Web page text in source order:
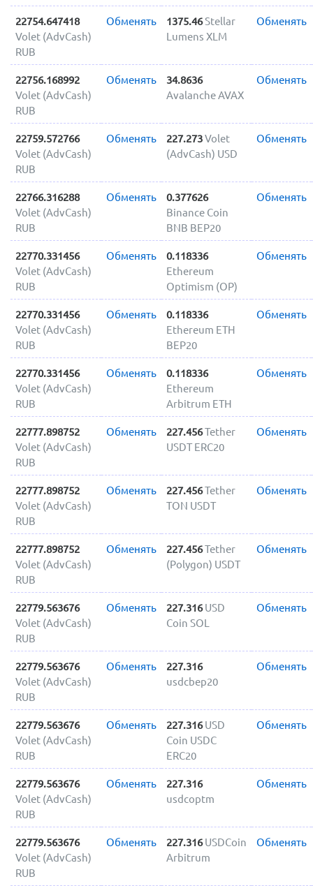
22754.647418
Volet (AdvCash)
RUB
Обменять 1375.46Stellar
Lumens XLM
Обменять
22756.168992
Volet (AdvCash)
RUB
Обменять
34.8636
Avalanche AVAX
Обменять
22759.572766
Volet (AdvCash)
RUB
Обменять 227.273Volet
(AdvCash) USD
Обменять
22766.316288
Volet (AdvCash)
RUB
Обменять
0.377626
Binance Coin
BNB BEP20
Обменять
22770.331456
Volet (AdvCash)
RUB
Обменять
0.118336
Ethereum
Optimism (OP)
Обменять
22770.331456
Volet (AdvCash)
RUB
Обменять
0.118336
Ethereum ETH
BEP20
Обменять
22770.331456
Volet (AdvCash)
RUB
Обменять
0.118336
Ethereum
Arbitrum ETH
Обменять
22777.898752
Volet (AdvCash)
RUB
Обменять 227.456Tether
USDT ERC20
Обменять
22777.898752
Volet (AdvCash)
RUB
Обменять 227.456Tether
TON USDT
Обменять
22777.898752
Volet (AdvCash)
RUB
Обменять 227.456Tether
(Polygon) USDT
Обменять
22779.563676
Volet (AdvCash)
RUB
Обменять 227.316 USD
Coin SOL
Обменять
22779.563676
Volet (AdvCash)
RUB
Обменять
227.316
usdcbep20
Обменять
22779.563676
Volet (AdvCash)
RUB
Обменять 227.316 USD
Coin USDC
ERC20
Обменять
22779.563676
Volet (AdvCash)
RUB
Обменять
227.316
usdcoptm
Обменять
22779.563676
Volet (AdvCash)
RUB
Обменять 227.316 USDCoin
Arbitrum
Обменять